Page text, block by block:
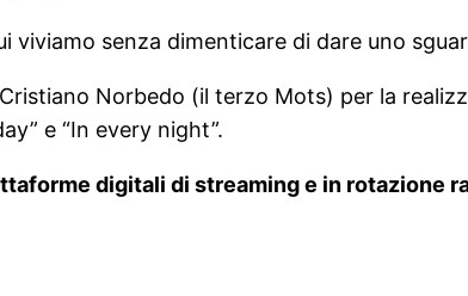
senza dimenticare di dare uno
Norbedo (il terzo Mots) per la
e “In every night”.
digitali di streaming e in rotazione